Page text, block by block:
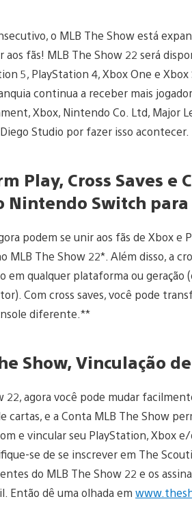
o MLB The Show está
aos fãs! MLB The Show 22 será
5, PlayStation 4, Xbox One e
continua a receber mais
Xbox, Nintendo Co. Ltd, Major
Studio por fazer isso acontecer.
Play, Cross Saves e
Switch para
podem se unir aos fãs de Xbox
MLB The Show 22*. Além disso, a
em qualquer plataforma ou geração
Com cross saves, você pode
diferente.**
Show, Vinculação
22, agora você pode mudar
cartas, e a Conta MLB The Show
e vincular seu PlayStation, Xbox
se de se inscrever em The
do MLB The Show 22 e os
Então dê uma olhada em